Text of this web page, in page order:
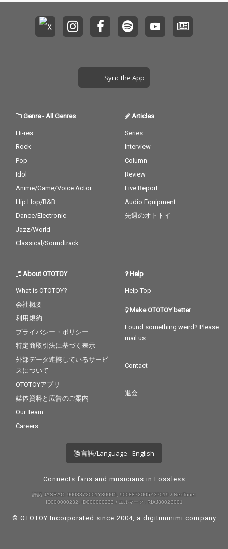
Sync the App
Genre- All Genres
Hi-res
Rock
Pop
Idol
Anime/Game/Voice Actor
Hip Hop/R&B
Dance/Electronic
Jazz/World
Classical/Soundtrack
Articles
Series
Interview
Column
Review
Live Report
Audio Equipment
先週のオトトイ
About OTOTOY
What is OTOTOY?
会社概要
利用規約
プライバシー・ポリシー
特定商取引法に基づく表示
外部データ連携しているサービ
スについて
OTOTOYアプリ
媒体資料と広告のご案内
Our Team
Careers
Help
Help Top
Make OTOTOY better
Found something weird? Please
mail us
Contact
退会
言語/Language - English
Connects fans and musicians in Lossless
許諾 JASRAC: 9008872001Y30005, 9008872005Y37019 / NexTone:
ID000000232, ID000000233 / エルマーク: RIAJ80023001
© OTOTOY Incorporated since 2004, a digitiminimi company